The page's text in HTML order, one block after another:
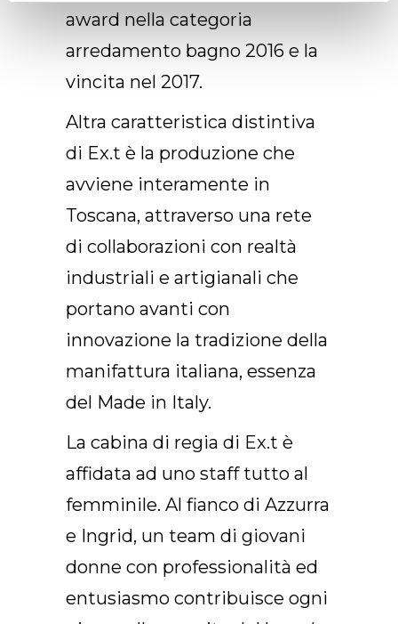
award nella categoria
arredamento bagno 2016 e la
vincita nel 2017.
Altra caratteristica distintiva
di Ex.t è la produzione che
avviene interamente in
Toscana, attraverso una rete
di collaborazioni con realtà
industriali e artigianali che
portano avanti con
innovazione la tradizione della
manifattura italiana, essenza
del Made in Italy.
La cabina di regia di Ex.t è
affidata ad uno staff tutto al
femminile. Al fianco di Azzurra
e Ingrid, un team di giovani
donne con professionalità ed
entusiasmo contribuisce ogni